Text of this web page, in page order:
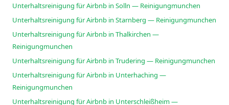
Unterhaltsreinigung für Airbnb in Solln — Reinigungmunchen
Unterhaltsreinigung für Airbnb in Starnberg — Reinigungmunchen
Unterhaltsreinigung für Airbnb in Thalkirchen —
Reinigungmunchen
Unterhaltsreinigung für Airbnb in Trudering — Reinigungmunchen
Unterhaltsreinigung für Airbnb in Unterhaching —
Reinigungmunchen
Unterhaltsreinigung für Airbnb in Unterschleißheim —